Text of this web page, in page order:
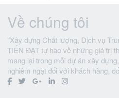
Về chúng tôi
"Xây dựng Chất lượng, Dịch vụ
TIẾN ĐẠT tự hào về những giá trị
mang lại trong mỗi dự án xây
nghiêm ngặt đối với khách hàng,